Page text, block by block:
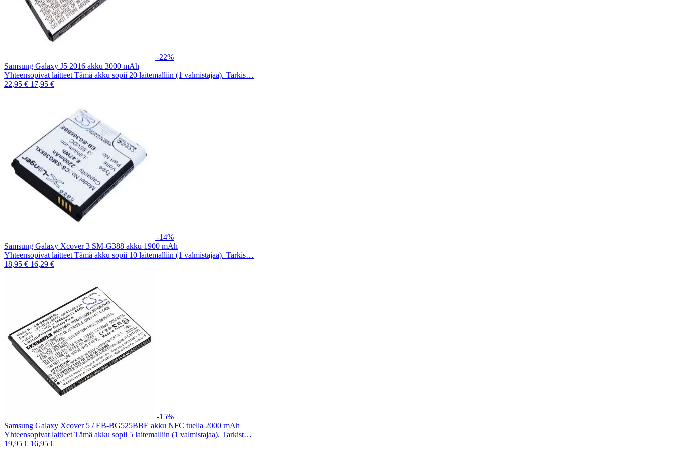
-22%
Samsung Galaxy J5 2016 akku 3000 mAh
Yhteensopivat laitteet Tämä akku sopii 20 laitemalliin (1 valmistajaa). Tarkis…
22,95 € 17,95 €
-14%
Samsung Galaxy Xcover 3 SM-G388 akku 1900 mAh
Yhteensopivat laitteet Tämä akku sopii 10 laitemalliin (1 valmistajaa). Tarkis…
18,95 € 16,29 €
-15%
Samsung Galaxy Xcover 5 / EB-BG525BBE akku NFC tuella 2000 mAh
Yhteensopivat laitteet Tämä akku sopii 5 laitemalliin (1 valmistajaa). Tarkist…
19,95 € 16,95 €